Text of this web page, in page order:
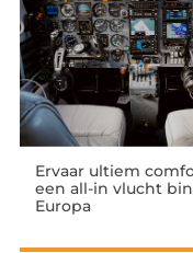
Ervaar ultiem
een all-in vlucht
Europa